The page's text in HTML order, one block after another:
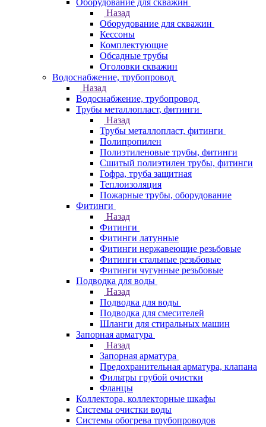
Оборудование для скважин
Назад
Оборудование для скважин
Кессоны
Комплектующие
Обсадные трубы
Оголовки скважин
Водоснабжение, трубопровод
Назад
Водоснабжение, трубопровод
Трубы металлопласт, фитинги
Назад
Трубы металлопласт, фитинги
Полипропилен
Полиэтиленовые трубы, фитинги
Сшитый полиэтилен трубы, фитинги
Гофра, труба защитная
Теплоизоляция
Пожарные трубы, оборудование
Фитинги
Назад
Фитинги
Фитинги латунные
Фитинги нержавеющие резьбовые
Фитинги стальные резьбовые
Фитинги чугунные резьбовые
Подводка для воды
Назад
Подводка для воды
Подводка для смесителей
Шланги для стиральных машин
Запорная арматура
Назад
Запорная арматура
Предохранительная арматура, клапана
Фильтры грубой очистки
Фланцы
Коллектора, коллекторные шкафы
Системы очистки воды
Системы обогрева трубопроводов